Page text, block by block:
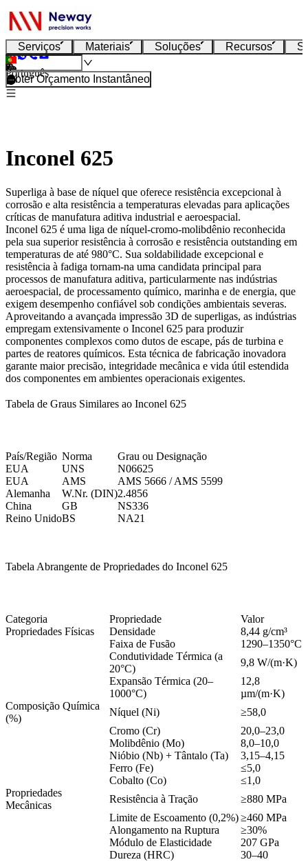
Serviços Materiais Soluções Recursos
Português
Obter Orçamento Instantâneo
Inconel 625
Superliga à base de níquel que oferece resistência excepcional à
corrosão e alta resistência a temperaturas elevadas para aplicações
críticas de manufatura aditiva industrial e aeroespacial.
Inconel 625 é uma liga de níquel-cromo-molibdênio reconhecida
pela sua superior resistência à corrosão e resistência outstanding em
temperaturas de até 980°C. Sua soldabilidade excepcional e
resistência à fadiga tornam-na uma candidata principal para
processos de manufatura aditiva, particularmente nas indústrias
aeroespacial, de processamento químico, marinha e de energia, que
exigem desempenho confiável sob condições ambientais severas.
Aproveitando a avançada impressão 3D de superligas, as indústrias
empregam extensivamente o Inconel 625 para produzir
componentes complexos como dutos de escape, pás de turbina e
partes de reatores químicos. Esta técnica de fabricação inovadora
garante maior precisão, integridade mecânica e vida útil estendida
dos componentes em ambientes operacionais exigentes.
Tabela de Graus Similares ao Inconel 625
País/Região Norma
Grau ou Designação
EUA
UNS
N06625
EUA
AMS
AMS 5666 / AMS 5599
Alemanha
W.Nr. (DIN)2.4856
China
GB
NS336
Reino UnidoBS NA21
Tabela Abrangente de Propriedades do Inconel 625
Categoria Propriedade
Valor
Propriedades Físicas
Densidade
8,44 g/cm³
Faixa de Fusão
1290–1350°C
Condutividade Térmica (a
20°C)
9,8 W/(m·K)
Expansão Térmica (20–
1000°C)
12,8
µm/(m·K)
Composição Química
(%)
Níquel (Ni)
≥58,0
Cromo (Cr)
20,0–23,0
Molibdênio (Mo)
8,0–10,0
Nióbio (Nb) + Tântalo (Ta)
3,15–4,15
Ferro (Fe)
≤5,0
Cobalto (Co)
≤1,0
Propriedades
Mecânicas
Resistência à Tração
≥880 MPa
Limite de Escoamento (0,2%)≥460 MPa
Alongamento na Ruptura
≥30%
Módulo de Elasticidade
207 GPa
Dureza (HRC)
30–40